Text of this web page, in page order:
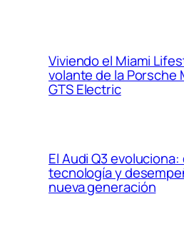
Viviendo el Miami
volante de la Porsche
GTS Electric
El Audi Q3
tecnología y
nueva generación